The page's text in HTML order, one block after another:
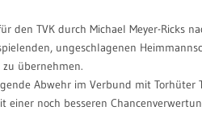
den TVK durch Michael Meyer-Ricks
ungeschlagenen
übernehmen.
Abwehr im Verbund mit Torhüter
einer noch besseren